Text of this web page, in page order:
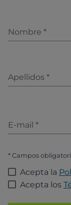
Nombre *
Apellidos *
E-mail *
* Campos
Acepta la
Acepta los